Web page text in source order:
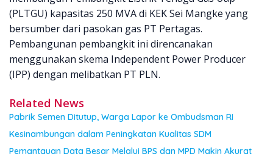
(PLTGU) kapasitas 250 MVA di KEK Sei Mangke yang
bersumber dari pasokan gas PT Pertagas.
Pembangunan pembangkit ini direncanakan
menggunakan skema Independent Power Producer
(IPP) dengan melibatkan PT PLN.
Related News
Pabrik Semen Ditutup, Warga Lapor ke Ombudsman RI
Kesinambungan dalam Peningkatan Kualitas SDM
Pemantauan Data Besar Melalui BPS dan MPD Makin Akurat